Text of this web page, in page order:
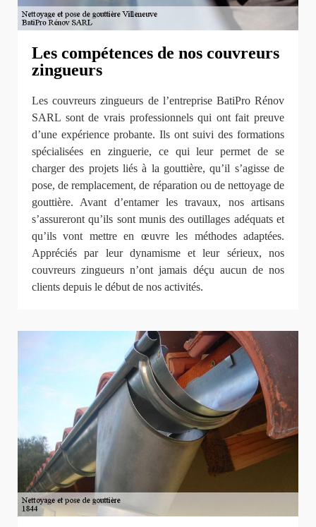
Les compétences de nos couvreurs
zingueurs
Les couvreurs zingueurs de l’entreprise BatiPro Rénov
SARL sont de vrais professionnels qui ont fait preuve
d’une expérience probante. Ils ont suivi des formations
spécialisées en zinguerie, ce qui leur permet de se
charger des projets liés à la gouttière, qu’il s’agisse de
pose, de remplacement, de réparation ou de nettoyage de
gouttière. Avant d’entamer les travaux, nos artisans
s’assureront qu’ils sont munis des outillages adéquats et
qu’ils vont mettre en œuvre les méthodes adaptées.
Appréciés par leur dynamisme et leur sérieux, nos
couvreurs zingueurs n’ont jamais déçu aucun de nos
clients depuis le début de nos activités.